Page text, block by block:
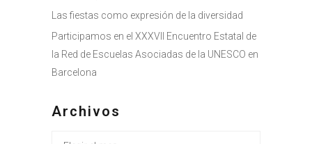
Las fiestas como expresión de la diversidad
Participamos en el XXXVII Encuentro Estatal de
la Red de Escuelas Asociadas de la UNESCO en
Barcelona
Archivos